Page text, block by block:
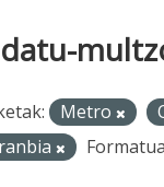
Metro